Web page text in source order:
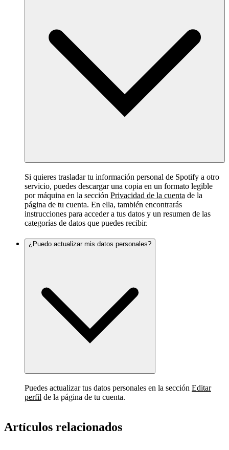
Si quieres trasladar tu información personal de Spotify a otro
servicio, puedes descargar una copia en un formato legible
por máquina en la sección Privacidad de la cuenta de la
página de tu cuenta. En ella, también encontrarás
instrucciones para acceder a tus datos y un resumen de las
categorías de datos que puedes recibir.
¿Puedo actualizar mis datos personales?
Puedes actualizar tus datos personales en la sección Editar
perfil de la página de tu cuenta.
Artículos relacionados